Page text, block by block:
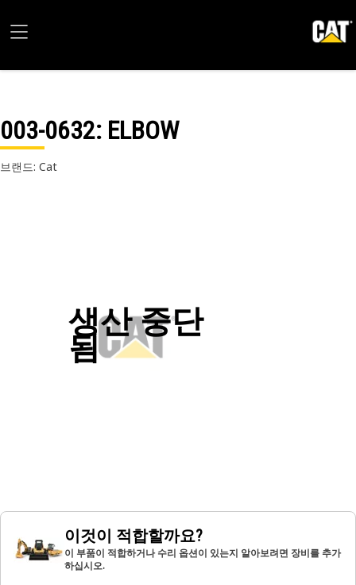
003-0632: ELBOW
브랜드: Cat
생산 중단
됨
이것이 적합할까요?
이 부품이 적합하거나 수리 옵션이 있는지 알아보려면 장비를 추가
하십시오.